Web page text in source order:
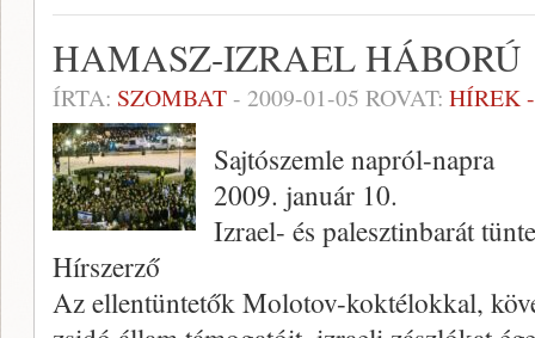
HAMASZ-IZRAEL HÁBORÚ
ÍRTA: SZOMBAT- 2009-01-05 ROVAT: HÍREK
Sajtószemle napról-napra
2009. január 10.
Izrael- és palesztinbarát
Hírszerző
Az ellentüntetők Molotov-koktélokkal,